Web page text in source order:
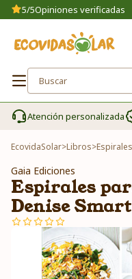
5/5Opiniones verificadas
Atención personalizada
EcovidaSolar>Libros>
Gaia Ediciones
Espirales
Denise Smart